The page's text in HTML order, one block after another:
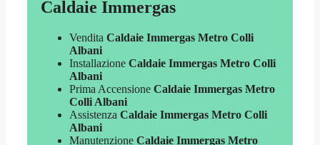
Caldaie Immergas
Vendita Caldaie Immergas Metro Colli
Albani
Installazione Caldaie Immergas Metro Colli
Albani
Prima Accensione Caldaie Immergas Metro
Colli Albani
Assistenza Caldaie Immergas Metro Colli
Albani
Manutenzione Caldaie Immergas Metro